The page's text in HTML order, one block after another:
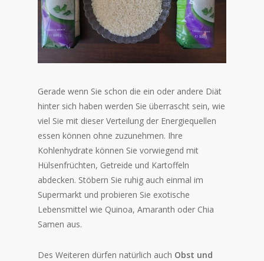
Gerade wenn Sie schon die ein oder andere Diät
hinter sich haben werden Sie überrascht sein, wie
viel Sie mit dieser Verteilung der Energiequellen
essen können ohne zuzunehmen. Ihre
Kohlenhydrate können Sie vorwiegend mit
Hülsenfrüchten, Getreide und Kartoffeln
abdecken. Stöbern Sie ruhig auch einmal im
Supermarkt und probieren Sie exotische
Lebensmittel wie Quinoa, Amaranth oder Chia
Samen aus.
Des Weiteren dürfen natürlich auch Obst und